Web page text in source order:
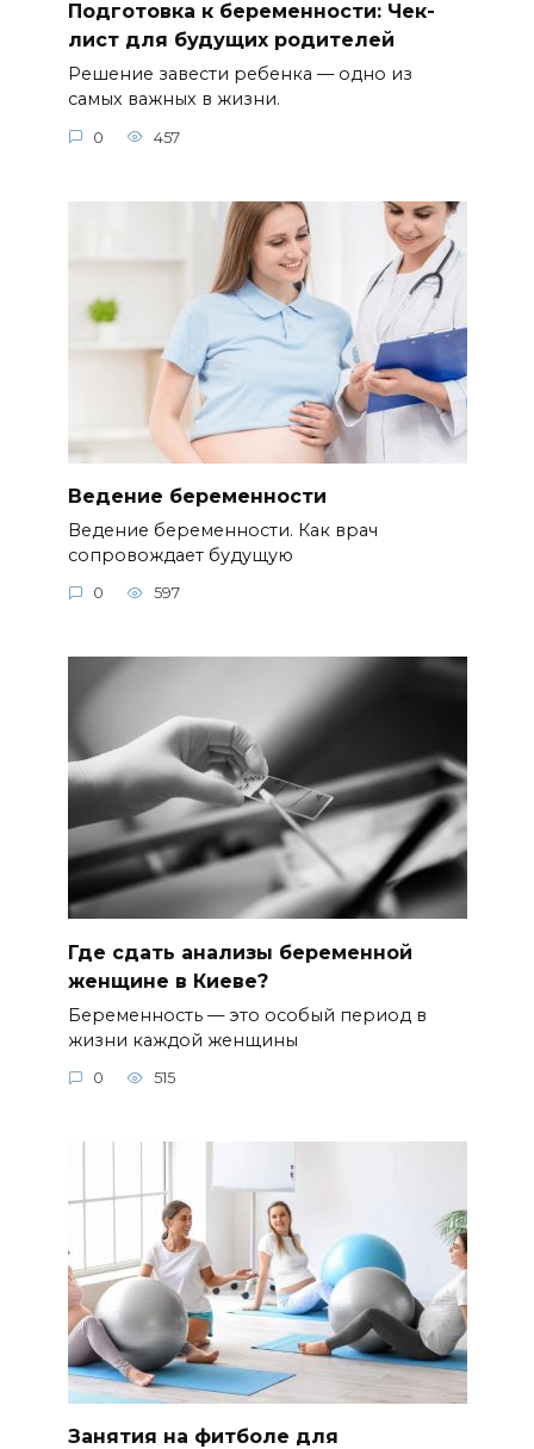
Подготовка к беременности: Чек-
лист для будущих родителей
Решение завести ребенка — одно из
самых важных в жизни.
0 457
Ведение беременности
Ведение беременности. Как врач
сопровождает будущую
0 597
Где сдать анализы беременной
женщине в Киеве?
Беременность — это особый период в
жизни каждой женщины
0 515
Занятия на фитболе для